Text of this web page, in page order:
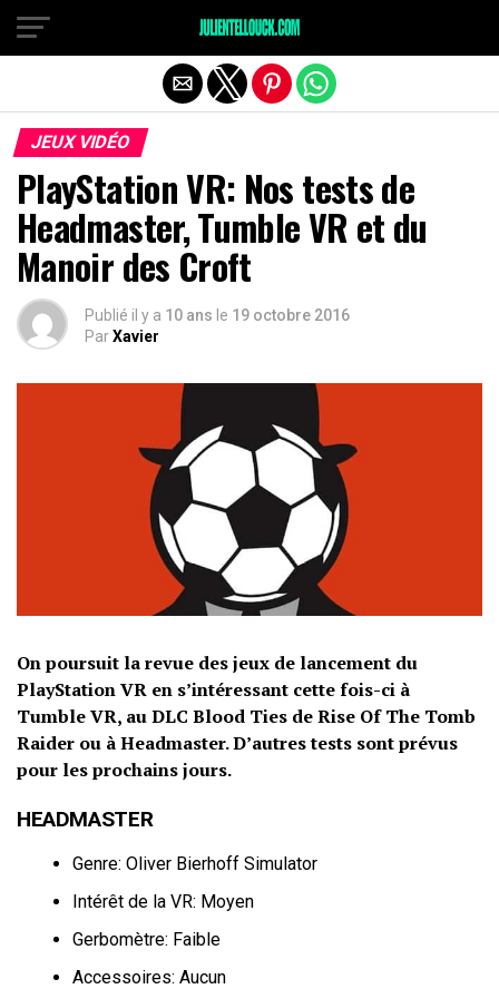
JEUX VIDÉO
PlayStation VR: Nos tests de
Headmaster, Tumble VR et du
Manoir des Croft
Publié il y a 10 ans le 19 octobre 2016
ParXavier
On poursuit la revue des jeux de lancement du
PlayStation VR en s’intéressant cette fois-ci à
Tumble VR, au DLC Blood Ties de Rise Of The Tomb
Raider ou à Headmaster. D’autres tests sont prévus
pour les prochains jours.
HEADMASTER
Genre: Oliver Bierhoff Simulator
Intérêt de la VR: Moyen
Gerbomètre: Faible
Accessoires: Aucun